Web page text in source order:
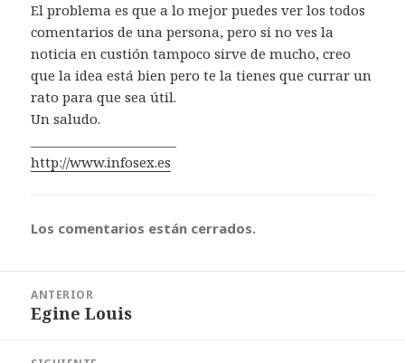
El problema es que a lo mejor puedes ver los todos
comentarios de una persona, pero si no ves la
noticia en custión tampoco sirve de mucho, creo
que la idea está bien pero te la tienes que currar un
rato para que sea útil.
Un saludo.
http://www.infosex.es
Los comentarios están cerrados.
entradas
ANTERIOR
Entrada
Egine Louis